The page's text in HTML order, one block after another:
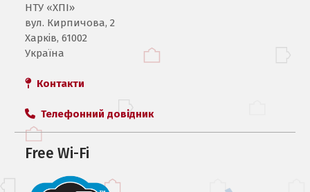
НТУ «ХПI»
вул. Кирпичова, 2
Харків, 61002
Україна
Контакти
Телефонний довідник
Free Wi-Fi